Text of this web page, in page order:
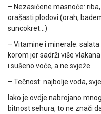
– Nezasićene masnoće:
orašasti plodovi (orah,
suncokret…)
– Vitamine i minerale:
korom jer sadrži više
i sušeno voće, a ne svježe
– Tečnost: najbolje voda,
Iako je ovdje nabrojano
bitnost sehura, to ne znači